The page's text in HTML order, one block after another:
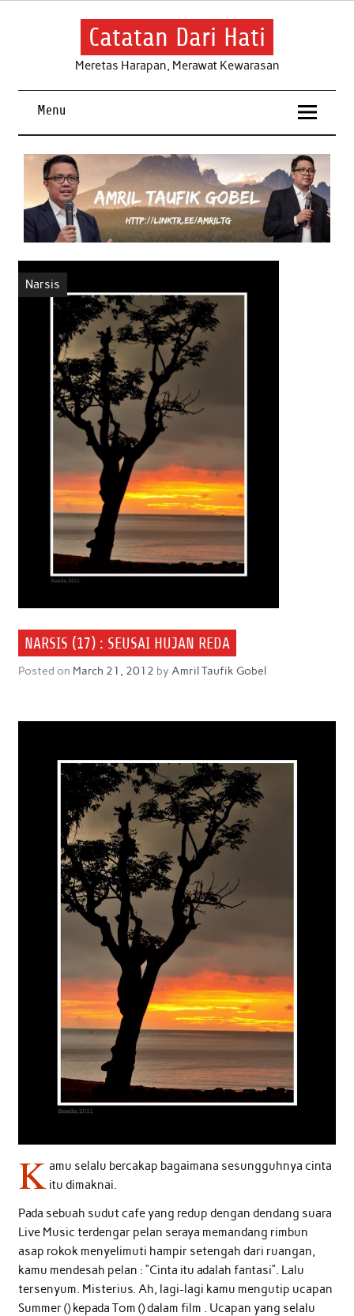
Skip
Catatan Dari Hati
Meretas Harapan, Merawat Kewarasan
Menu
Narsis
NARSIS (17) : SEUSAI HUJAN REDA
Posted on March 21, 2012 by Amril Taufik Gobel
K amu selalu bercakap bagaimana sesungguhnya cinta
itu dimaknai.
Pada sebuah sudut cafe yang redup dengan dendang suara
Live Music terdengar pelan seraya memandang rimbun
asap rokok menyelimuti hampir setengah dari ruangan,
kamu mendesah pelan : “Cinta itu adalah fantasi”. Lalu
tersenyum. Misterius. Ah, lagi-lagi kamu mengutip ucapan
Summer () kepada Tom () dalam film . Ucapan yang selalu